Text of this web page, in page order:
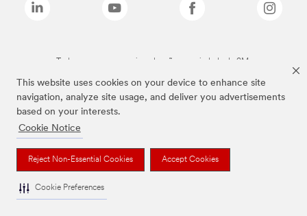
This website uses cookies on your device to enhance site
navigation, analyze site usage, and deliver you advertisements
based on your interests.
Cookie Notice
Reject Non-Essential Cookies Accept Cookies
Cookie Preferences
Todas as marcas mencionadas são propriedade da 3M.